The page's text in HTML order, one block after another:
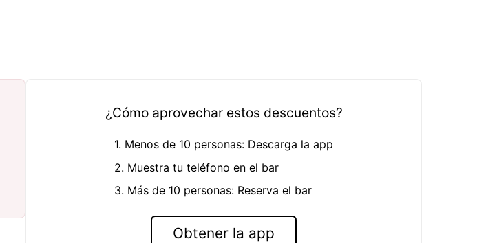
¿Cómo aprovechar estos descuentos?
1. Menos de 10 personas: Descarga la app
2. Muestra tu teléfono en el bar
3. Más de 10 personas: Reserva el bar
Obtener la app